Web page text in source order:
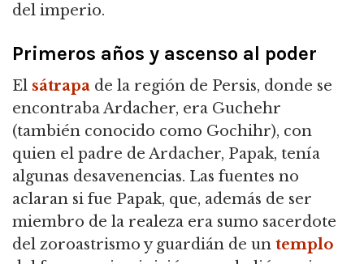
del imperio.
Primeros años y ascenso al poder
El sátrapa de la región de Persis, donde se
encontraba Ardacher, era Guchehr
(también conocido como Gochihr), con
quien el padre de Ardacher, Papak, tenía
algunas desavenencias. Las fuentes no
aclaran si fue Papak, que, además de ser
miembro de la realeza era sumo sacerdote
del zoroastrismo y guardián de un templo